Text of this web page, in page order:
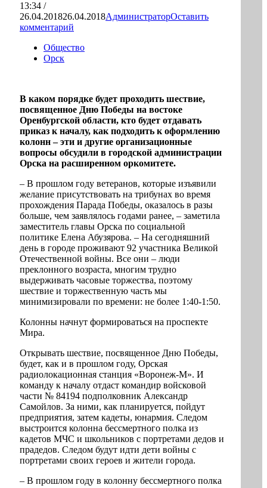
13:34 /
26.04.201826.04.2018АдминистраторОставить
комментарий
Общество
Орск
В каком порядке будет проходить шествие,
посвященное Дню Победы на востоке
Оренбургской области, кто будет отдавать
приказ к началу, как подходить к оформлению
колонн – эти и другие организационные
вопросы обсудили в городской администрации
Орска на расширенном оркомитете.
– В прошлом году ветеранов, которые изъявили
желание присутствовать на трибунах во время
прохождения Парада Победы, оказалось в разы
больше, чем заявлялось годами ранее, – заметила
заместитель главы Орска по социальной
политике Елена Абузярова. – На сегодняшний
день в городе проживают 92 участника Великой
Отечественной войны. Все они – люди
преклонного возраста, многим трудно
выдерживать часовые торжества, поэтому
шествие и торжественную часть мы
минимизировали по времени: не более 1:40-1:50.
Колонны начнут формироваться на проспекте
Мира.
Открывать шествие, посвященное Дню Победы,
будет, как и в прошлом году, Орская
радиолокационная станция «Воронеж-М». И
команду к началу отдаст командир войсковой
части № 84194 подполковник Александр
Самойлов. За ними, как планируется, пойдут
предприятия, затем кадеты, юнармия. Следом
выстроится колонна бессмертного полка из
кадетов МЧС и школьников с портретами дедов и
прадедов. Следом будут идти дети войны с
портретами своих героев и жители города.
– В прошлом году в колонну бессмертного полка